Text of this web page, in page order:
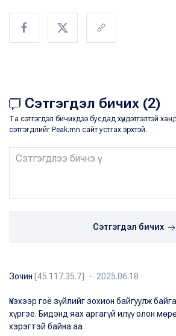
Сэтгэгдэл бичих (2)
Та сэтгэгдэл бичихдээ бусдад хүндэтгэлтэй
сэтгэгдлийг Peak.mn сайт устгах эрхтэй.
Сэтгэгдэл бичих
Зочин [45.117.35.7] ・ 2025.06.18
Үнэхээр гоё зүйлийг зохион байгуулж
хүргэе. Бидэнд яах аргагүй илүү олон
хэрэгтэй байна аа